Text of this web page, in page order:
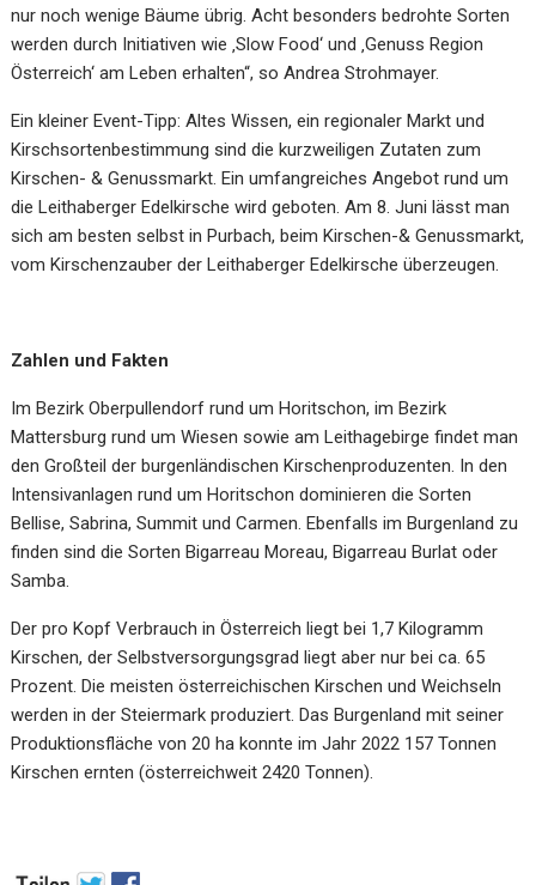
nur noch wenige Bäume übrig. Acht besonders bedrohte Sorten
werden durch Initiativen wie ‚Slow Food‘ und ‚Genuss Region
Österreich‘ am Leben erhalten“, so Andrea Strohmayer.
Ein kleiner Event-Tipp: Altes Wissen, ein regionaler Markt und
Kirschsortenbestimmung sind die kurzweiligen Zutaten zum
Kirschen- & Genussmarkt. Ein umfangreiches Angebot rund um
die Leithaberger Edelkirsche wird geboten. Am 8. Juni lässt man
sich am besten selbst in Purbach, beim Kirschen-& Genussmarkt,
vom Kirschenzauber der Leithaberger Edelkirsche überzeugen.
Zahlen und Fakten
Im Bezirk Oberpullendorf rund um Horitschon, im Bezirk
Mattersburg rund um Wiesen sowie am Leithagebirge findet man
den Großteil der burgenländischen Kirschenproduzenten. In den
Intensivanlagen rund um Horitschon dominieren die Sorten
Bellise, Sabrina, Summit und Carmen. Ebenfalls im Burgenland zu
finden sind die Sorten Bigarreau Moreau, Bigarreau Burlat oder
Samba.
Der pro Kopf Verbrauch in Österreich liegt bei 1,7 Kilogramm
Kirschen, der Selbstversorgungsgrad liegt aber nur bei ca. 65
Prozent. Die meisten österreichischen Kirschen und Weichseln
werden in der Steiermark produziert. Das Burgenland mit seiner
Produktionsfläche von 20 ha konnte im Jahr 2022 157 Tonnen
Kirschen ernten (österreichweit 2420 Tonnen).